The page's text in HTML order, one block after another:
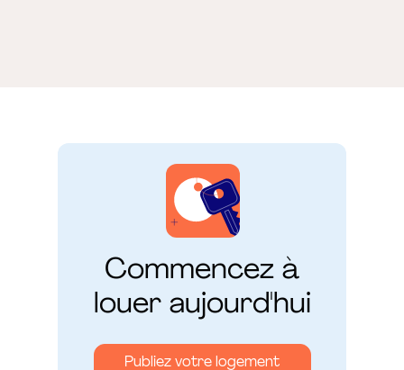
Publiez votre logement
Commencez à
louer aujourd'hui